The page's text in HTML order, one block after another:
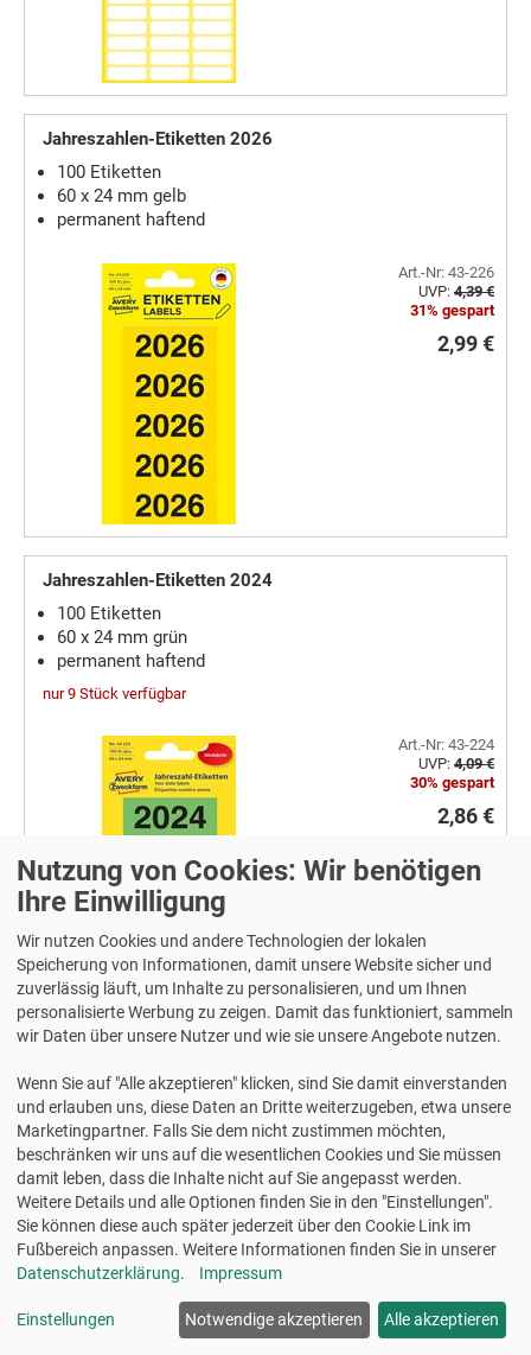
Jahreszahlen-Etiketten 2026
100 Etiketten
60 x 24 mm gelb
permanent haftend
Art.-Nr: 43-226
UVP: 4,39 €
31% gespart
2,99 €
Jahreszahlen-Etiketten 2024
100 Etiketten
60 x 24 mm grün
permanent haftend
nur 9 Stück verfügbar
Art.-Nr: 43-224
UVP: 4,09 €
30% gespart
2,86 €
25 Blatt (=1800 Etiketten)
18 x 12 mm weiß
permanent haftend
Art.-Nr: 3312
UVP:6,99 €
11% gespart
6,17 €
Nutzung von Cookies: Wir benötigen
Ihre Einwilligung
Wir nutzen Cookies und andere Technologien der lokalen
Speicherung von Informationen, damit unsere Website sicher und
zuverlässig läuft, um Inhalte zu personalisieren, und um Ihnen
personalisierte Werbung zu zeigen. Damit das funktioniert, sammeln
wir Daten über unsere Nutzer und wie sie unsere Angebote nutzen.
Wenn Sie auf "Alle akzeptieren" klicken, sind Sie damit einverstanden
und erlauben uns, diese Daten an Dritte weiterzugeben, etwa unsere
Marketingpartner. Falls Sie dem nicht zustimmen möchten,
beschränken wir uns auf die wesentlichen Cookies und Sie müssen
damit leben, dass die Inhalte nicht auf Sie angepasst werden.
Weitere Details und alle Optionen finden Sie in den "Einstellungen".
Sie können diese auch später jederzeit über den Cookie Link im
Fußbereich anpassen. Weitere Informationen finden Sie in unserer
Datenschutzerklärung. Impressum
Einstellungen Notwendige akzeptieren Alle akzeptieren